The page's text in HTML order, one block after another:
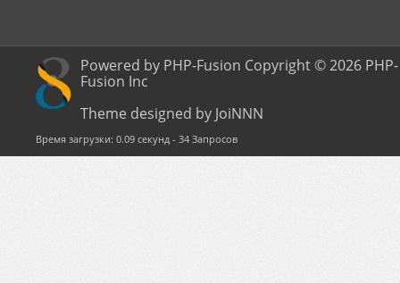
Powered by PHP-Fusion Copyright © 2026 PHP-
Fusion Inc
Theme designed by JoiNNN
Время загрузки: 0.09 секунд - 34 Запросов